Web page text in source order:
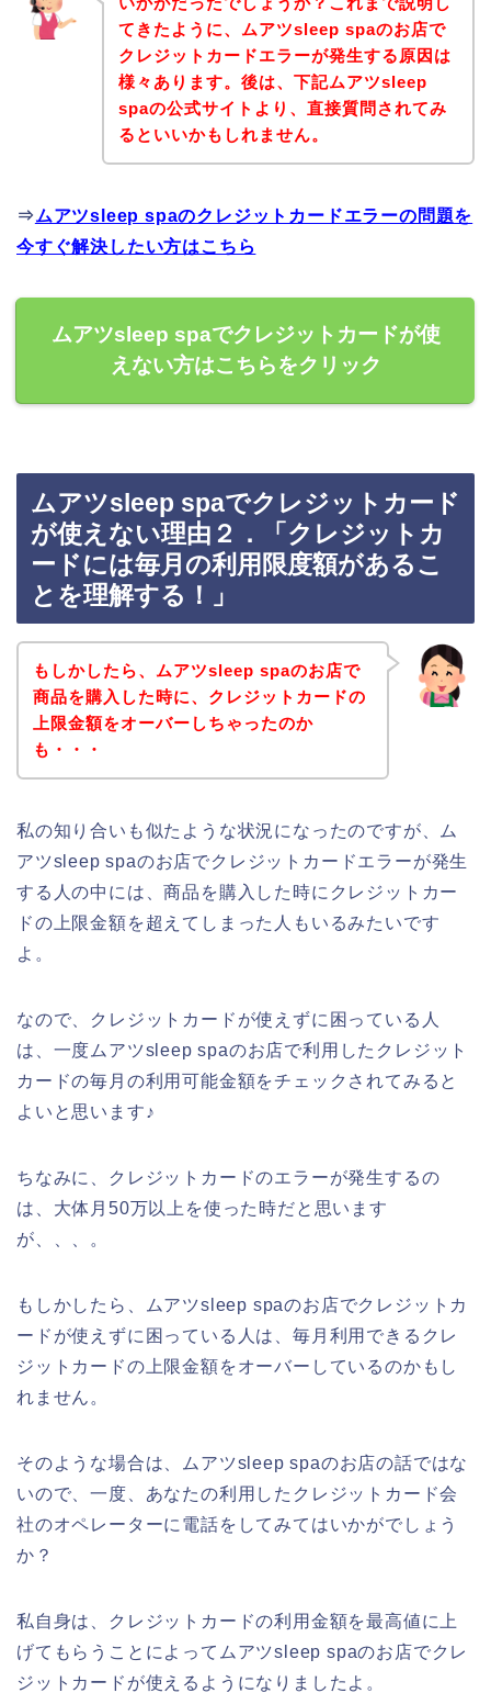
てきたように、ムアツsleep spaのお店で
クレジットカードエラーが発生する原因は
様々あります。後は、下記ムアツsleep
spaの公式サイトより、直接質問されてみ
るといいかもしれません。
⇒ムアツsleep spaのクレジットカードエラーの問題を
今すぐ解決したい方はこちら
ムアツsleep spaでクレジットカードが使
えない方はこちらをクリック
ムアツsleep spaでクレジットカード
が使えない理由２．「クレジットカ
ードには毎月の利用限度額があるこ
とを理解する！」
もしかしたら、ムアツsleep spaのお店で
商品を購入した時に、クレジットカードの
上限金額をオーバーしちゃったのか
も・・・
私の知り合いも似たような状況になったのですが、ム
アツsleep spaのお店でクレジットカードエラーが発生
する人の中には、商品を購入した時にクレジットカー
ドの上限金額を超えてしまった人もいるみたいです
よ。
なので、クレジットカードが使えずに困っている人
は、一度ムアツsleep spaのお店で利用したクレジット
カードの毎月の利用可能金額をチェックされてみると
よいと思います♪
ちなみに、クレジットカードのエラーが発生するの
は、大体月50万以上を使った時だと思います
が、、、。
もしかしたら、ムアツsleep spaのお店でクレジットカ
ードが使えずに困っている人は、毎月利用できるクレ
ジットカードの上限金額をオーバーしているのかもし
れません。
そのような場合は、ムアツsleep spaのお店の話ではな
いので、一度、あなたの利用したクレジットカード会
社のオペレーターに電話をしてみてはいかがでしょう
か？
私自身は、クレジットカードの利用金額を最高値に上
げてもらうことによってムアツsleep spaのお店でクレ
ジットカードが使えるようになりましたよ。